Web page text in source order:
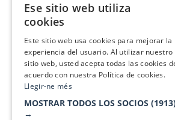
Ese sitio web utiliza
cookies
Este sitio web usa cookies para mejorar la
experiencia del usuario. Al utilizar nuestro
sitio web, usted acepta todas las cookies
acuerdo con nuestra Política de cookies.
Llegir-ne més
MOSTRAR TODOS LOS SOCIOS
→